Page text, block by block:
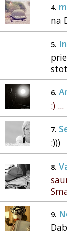
4.
na
5.
6.
:)
7.
:)))
8.
9.